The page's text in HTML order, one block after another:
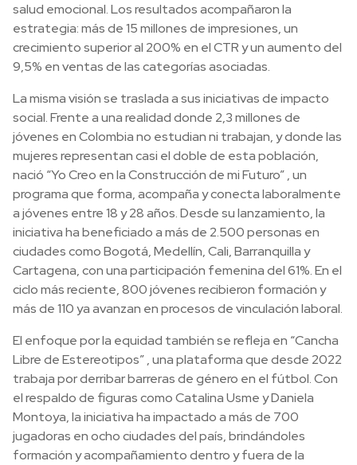
salud emocional. Los resultados acompañaron la
estrategia: más de 15 millones de impresiones, un
crecimiento superior al 200% en el CTR y un aumento del
9,5% en ventas de las categorías asociadas.
La misma visión se traslada a sus iniciativas de impacto
social. Frente a una realidad donde 2,3 millones de
jóvenes en Colombia no estudian ni trabajan, y donde las
mujeres representan casi el doble de esta población,
nació “Yo Creo en la Construcción de mi Futuro” , un
programa que forma, acompaña y conecta laboralmente
a jóvenes entre 18 y 28 años. Desde su lanzamiento, la
iniciativa ha beneficiado a más de 2.500 personas en
ciudades como Bogotá, Medellín, Cali, Barranquilla y
Cartagena, con una participación femenina del 61%. En el
ciclo más reciente, 800 jóvenes recibieron formación y
más de 110 ya avanzan en procesos de vinculación laboral.
El enfoque por la equidad también se refleja en “Cancha
Libre de Estereotipos” , una plataforma que desde 2022
trabaja por derribar barreras de género en el fútbol. Con
el respaldo de figuras como Catalina Usme y Daniela
Montoya, la iniciativa ha impactado a más de 700
jugadoras en ocho ciudades del país, brindándoles
formación y acompañamiento dentro y fuera de la